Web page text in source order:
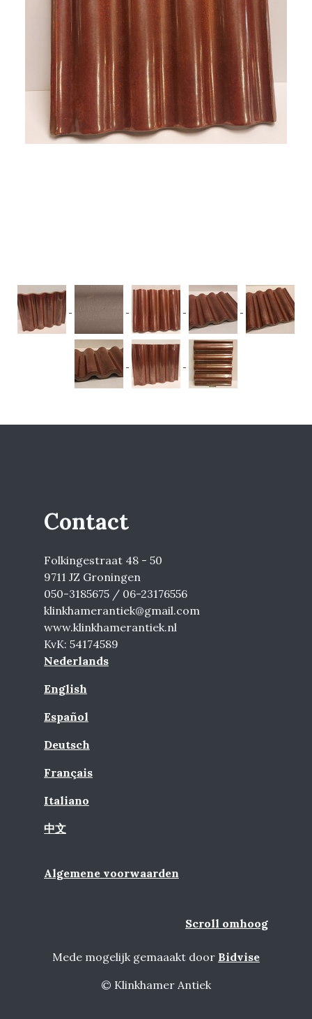
Contact
Folkingestraat 48 - 50
9711 JZ Groningen
050-3185675 / 06-23176556
klinkhamerantiek@gmail.com
www.klinkhamerantiek.nl
KvK: 54174589
Nederlands
English
Español
Deutsch
Français
Italiano
中文
Algemene voorwaarden
Scroll omhoog
Mede mogelijk gemaaakt door Bidvise
© Klinkhamer Antiek